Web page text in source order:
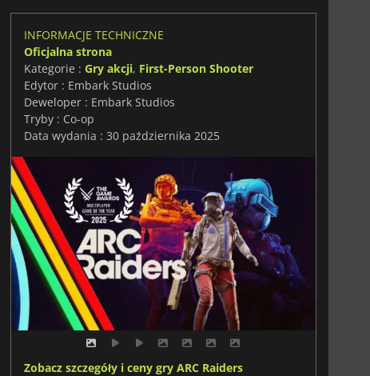
INFORMACJE TECHNICZNE
Oficjalna strona
Kategorie : Gry akcji, First-Person Shooter
Edytor : Embark Studios
Deweloper : Embark Studios
Tryby : Co-op
Data wydania : 30 października 2025
Zobacz szczegóły i ceny gry ARC Raiders